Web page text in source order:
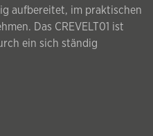
aufbereitet, im praktischen
Das CREVELT01 ist
ein sich ständig